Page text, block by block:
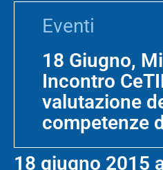
Eventi
18 Giugno,
Incontro
valutazione
competenze
18 giugno 2015